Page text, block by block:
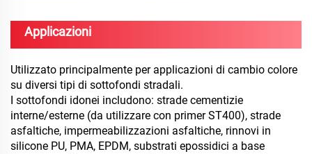
Applicazioni
Utilizzato principalmente per applicazioni di cambio colore
su diversi tipi di sottofondi stradali.
I sottofondi idonei includono: strade cementizie
interne/esterne (da utilizzare con primer ST400), strade
asfaltiche, impermeabilizzazioni asfaltiche, rinnovi in
silicone PU, PMA, EPDM, substrati epossidici a base